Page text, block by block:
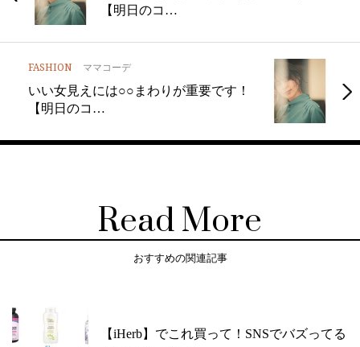
【明日のコ…
FASHION ママコーデ
いい女見えには○○まわりが重要です！
【明日のコ…
Read More
おすすめの関連記事
【iHerb】でこれ買って！SNSでバズってる